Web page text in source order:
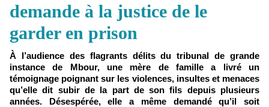
demande à la justice de le
garder en prison
À l’audience des flagrants délits du tribunal de grande
instance de Mbour, une mère de famille a livré un
témoignage poignant sur les violences, insultes et menaces
qu’elle dit subir de la part de son fils depuis plusieurs
années. Désespérée, elle a même demandé qu’il soit